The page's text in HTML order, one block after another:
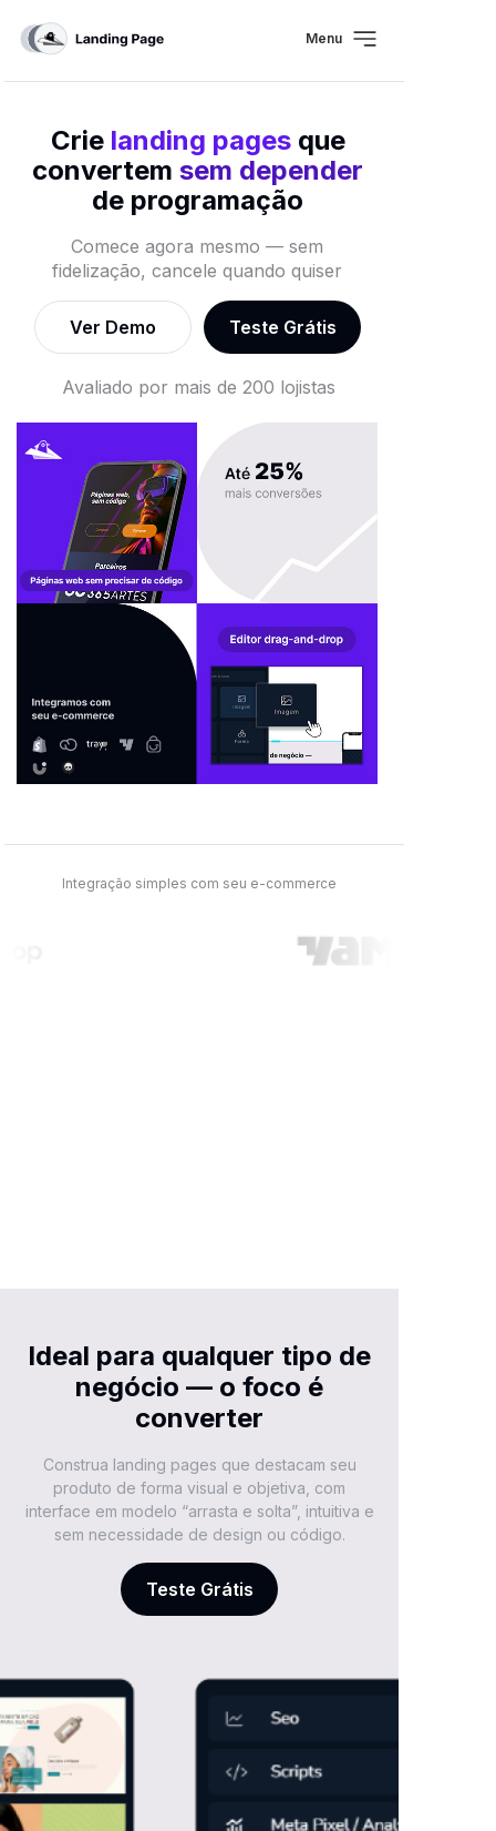
Menu
Crie landing pagesque
convertemsem depender
de programação
Comece agora mesmo — sem
fidelização, cancele quando quiser
Teste Grátis
Ver Demo
Avaliado por mais de 200 lojistas
Integração simples com seu e-commerce
Ideal para qualquer tipo de
negócio — o foco é
converter
Construa landing pages que destacam seu
produto de forma visual e objetiva, com
interface em modelo “arrasta e solta”, intuitiva e
sem necessidade de design ou código.
Teste Grátis